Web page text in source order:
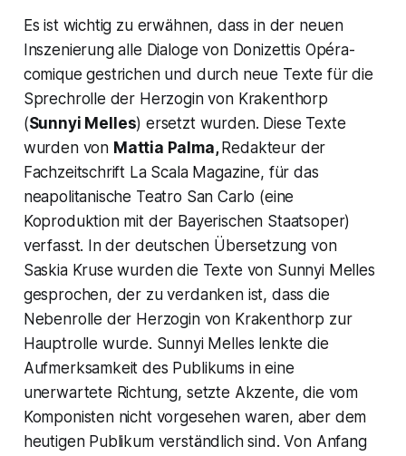
Es ist wichtig zu erwähnen, dass in der neuen
Inszenierung alle Dialoge von Donizettis Opéra-
comique gestrichen und durch neue Texte für die
Sprechrolle der Herzogin von Krakenthorp
(Sunnyi Melles) ersetzt wurden. Diese Texte
wurden von Mattia Palma, Redakteur der
Fachzeitschrift La Scala Magazine, für das
neapolitanische Teatro San Carlo (eine
Koproduktion mit der Bayerischen Staatsoper)
verfasst. In der deutschen Übersetzung von
Saskia Kruse wurden die Texte von Sunnyi Melles
gesprochen, der zu verdanken ist, dass die
Nebenrolle der Herzogin von Krakenthorp zur
Hauptrolle wurde. Sunnyi Melles lenkte die
Aufmerksamkeit des Publikums in eine
unerwartete Richtung, setzte Akzente, die vom
Komponisten nicht vorgesehen waren, aber dem
heutigen Publikum verständlich sind. Von Anfang